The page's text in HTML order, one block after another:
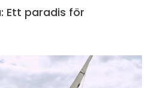
Ett paradis för